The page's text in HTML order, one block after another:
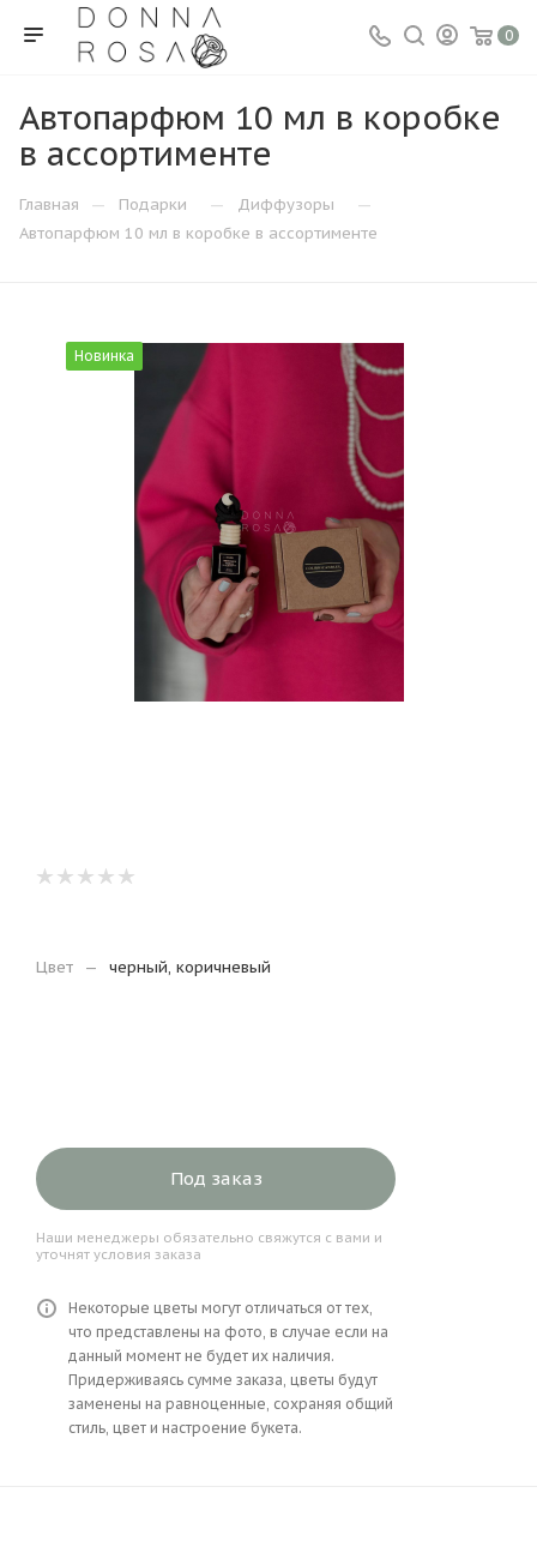
0
Автопарфюм 10 мл в коробке
в ассортименте
Главная — Подарки — Диффузоры —
Автопарфюм 10 мл в коробке в ассортименте
Новинка
Цвет — черный, коричневый
Под заказ
Наши менеджеры обязательно свяжутся с вами и
уточнят условия заказа
Некоторые цветы могут отличаться от тех,
что представлены на фото, в случае если на
данный момент не будет их наличия.
Придерживаясь сумме заказа, цветы будут
заменены на равноценные, сохраняя общий
стиль, цвет и настроение букета.